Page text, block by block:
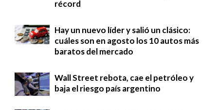
récord
Hay un nuevo líder y salió un clásico:
cuáles son en agosto los 10 autos más
baratos del mercado
Wall Street rebota, cae el petróleo y
baja el riesgo país argentino